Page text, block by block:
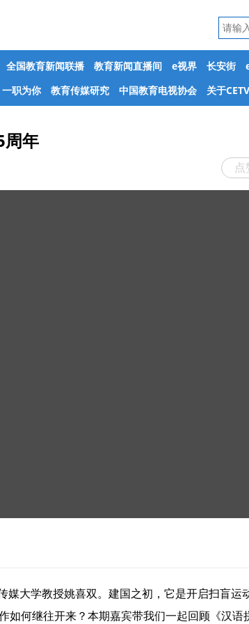
全国教育新闻联播 教育新闻直播间 e视界 长安街
一职为你 教育传媒研究 中国教育电视协会 关于CETV
周年
点
大学教授姚喜双。建国之初，它是开启扫盲
何继往开来？本期嘉宾带我们一起回顾《汉语